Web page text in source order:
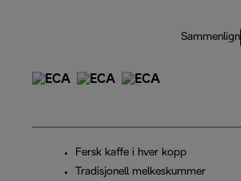
Sammenlign
Fersk kaffe i hver kopp
Tradisjonell melkeskummer